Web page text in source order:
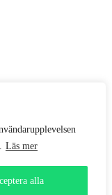
Läs mer
alla